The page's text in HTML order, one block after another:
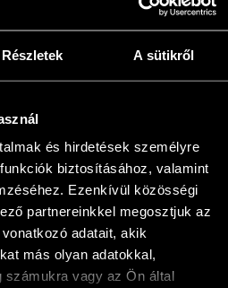
Részletek A sütikről
és hirdetések személyre
biztosításához, valamint
Ezenkívül közösségi
partnereinkkel megosztjuk az
adatait, akik
más olyan adatokkal,
számukra vagy az Ön által
teszem